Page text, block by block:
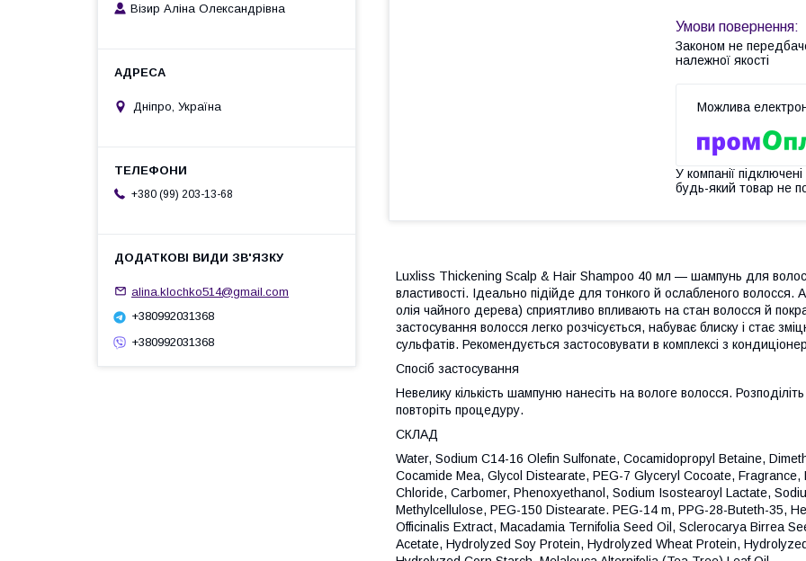
Законом не
належної якості
У компанії
будь-який товар не
Luxliss Thickening Scalp & Hair Shampoo 40 мл — шампунь для
властивості. Ідеально підійде для тонкого й ослабленого волосся.
олія чайного дерева) сприятливо впливають на стан волосся й
застосування волосся легко розчісується, набуває блиску і стає
сульфатів. Рекомендується застосовувати в комплексі з
Спосіб застосування
Невелику кількість шампуню нанесіть на вологе волосся.
повторіть процедуру.
СКЛАД
Water, Sodium C14-16 Olefin Sulfonate, Cocamidopropyl Betaine,
Cocamide Mea, Glycol Distearate, PEG-7 Glyceryl Cocoate,
Chloride, Carbomer, Phenoxyethanol, Sodium Isostearoyl Lactate,
Methylcellulose, PEG-150 Distearate. PEG-14 m, PPG-28-Buteth-35,
Officinalis Extract, Macadamia Ternifolia Seed Oil, Sclerocarya Birrea
Acetate, Hydrolyzed Soy Protein, Hydrolyzed Wheat Protein,
Візир Аліна Олександрівна
Дніпро, Україна
+380 (99) 203-13-68
alina.klochko514@gmail.com
+380992031368
+380992031368